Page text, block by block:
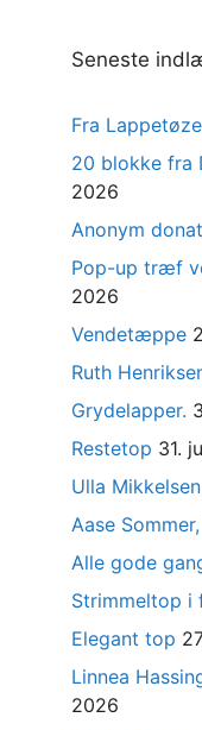
Seneste
Fra
20 blokke fra
2026
Anonym
Pop-up træf
2026
Vendetæppe
Ruth
Grydelapper.
Restetop 31.
Ulla
Aase
Alle gode
Strimmeltop i
Elegant top
Linnea
2026